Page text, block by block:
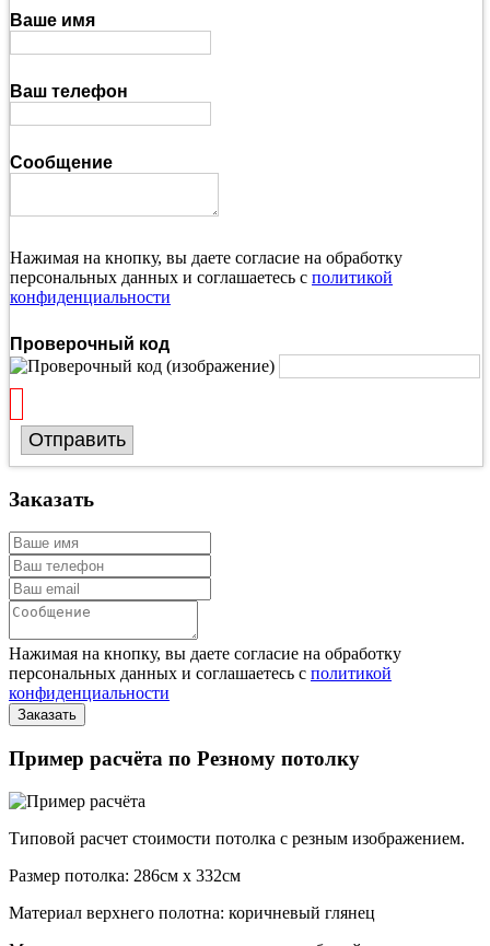
Ваше имя
Ваш телефон
Сообщение
Нажимая на кнопку, вы даете согласие на обработку
персональных данных и соглашаетесь с политикой
конфиденциальности
Проверочный код
Отправить
Заказать
Нажимая на кнопку, вы даете согласие на обработку
персональных данных и соглашаетесь с политикой
конфиденциальности
Пример расчёта по Резному потолку
Типовой расчет стоимости потолка с резным изображением.
Размер потолка: 286см x 332см
Материал верхнего полотна: коричневый глянец